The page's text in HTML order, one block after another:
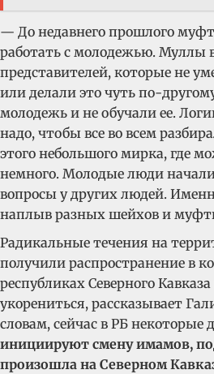
— До недавнего прошлого
работать с молодежью. Муллы
представителей, которые не
или делали это чуть по-
молодежь и не обучали ее.
надо, чтобы все во всем
этого небольшого мирка, где
немного. Молодые люди
вопросы у других людей.
наплыв разных шейхов и
Радикальные течения на
получили распространение в
республиках Северного
укорениться, рассказывает
словам, сейчас в РБ некоторые
инициируют смену имамов,
произошла на Северном